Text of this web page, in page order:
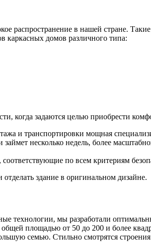
распространение в нашей стране.
каркасных домов различного типа:
задаются целью приобрести
и транспортировки мощная
несколько недель, более
по всем критериям
здание в оригинальном дизайне.
технологии, мы разработали
площадью от 50 до 200 и более
семью. Стильно смотрятся